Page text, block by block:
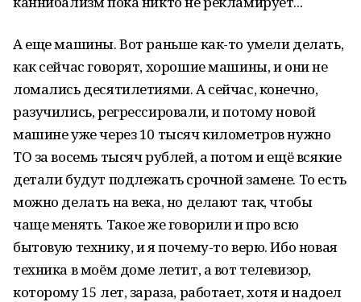
А еще машины. Вот раньше как-то умели делать,
как сейчас говорят, хорошие машины, и они не
ломались десятилетиями. А сейчас, конечно,
разучились, регрессировали, и потому новой
машине уже через 10 тысяч километров нужно
ТО за восемь тысяч рублей, а потом и ещё всякие
детали будут подлежать срочной замене. То есть
можно делать на века, но делают так, чтобы
чаще менять. Такое же говорили и про всю
бытовую технику, и я почему-то верю. Ибо новая
техника в моём доме летит, а вот телевизор,
которому 15 лет, зараза, работает, хотя и надоел